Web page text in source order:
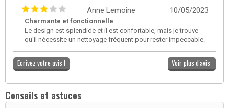
10/05/2023
Anne Lemoine
Charmante et fonctionnelle
Le design est splendide et il est confortable, mais je trouve
qu'il nécessite un nettoyage fréquent pour rester impeccable.
Ecrivez votre avis ! Voir plus d'avis
Conseils et astuces